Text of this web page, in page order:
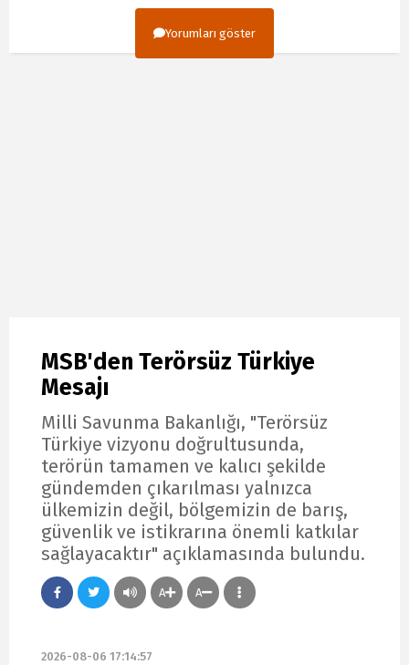
Yorumları göster
MSB'den Terörsüz Türkiye
Mesajı
Milli Savunma Bakanlığı, "Terörsüz
Türkiye vizyonu doğrultusunda,
terörün tamamen ve kalıcı şekilde
gündemden çıkarılması yalnızca
ülkemizin değil, bölgemizin de barış,
güvenlik ve istikrarına önemli katkılar
sağlayacaktır" açıklamasında bulundu.
A A
2026-08-06 17:14:57